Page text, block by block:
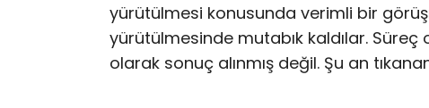
yürütülmesi konusunda verimli bir
yürütülmesinde mutabık kaldılar.
olarak sonuç alınmış değil. Şu an